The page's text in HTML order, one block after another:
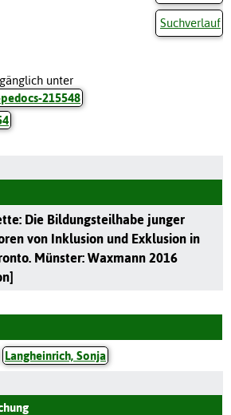
Suchverlauf
unter
215548
Die Bildungsteilhabe junger
von Inklusion und Exklusion in
Münster: Waxmann 2016
Langheinrich, Sonja